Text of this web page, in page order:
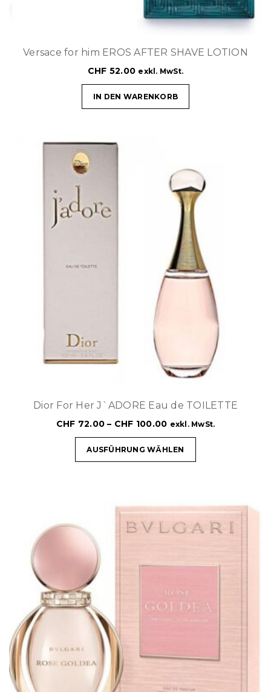
Versace for him EROS AFTER SHAVE LOTION
CHF 52.00 exkl. MwSt.
IN DEN WARENKORB
Dior For Her J`ADORE Eau de TOILETTE
CHF 72.00 – CHF 100.00 exkl. MwSt.
AUSFÜHRUNG WÄHLEN